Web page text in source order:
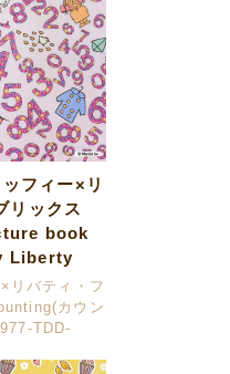
フィー×リ
リックス
book
Liberty
リバティ・フ
カウン
TDD-